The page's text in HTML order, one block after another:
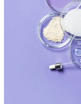
業界で選ぶ
カテゴリで選ぶ